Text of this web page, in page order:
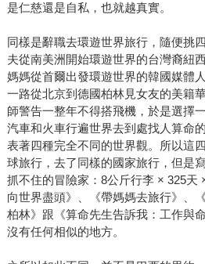
是仁慈還是自私，也就越真實。
同樣是辭職去環遊世界旅行，隨便挑
夫從南美洲開始環遊世界的台灣裔紐
媽媽從首爾出發環遊世界的韓國媒體
一路從北京到德國柏林見女友的美籍
師警告一整年不得搭飛機，於是選擇
汽車和火車行遍世界去到處找人算命
表著四種完全不同的世界觀。所以這
球旅行，去了同樣的國家旅行，但是
抓不住的冒險家：8公斤行李 × 325天
向世界盡頭》、《帶媽媽去旅行》、
柏林》跟《算命先生告訴我：工作與
沒有任何相似的地方。